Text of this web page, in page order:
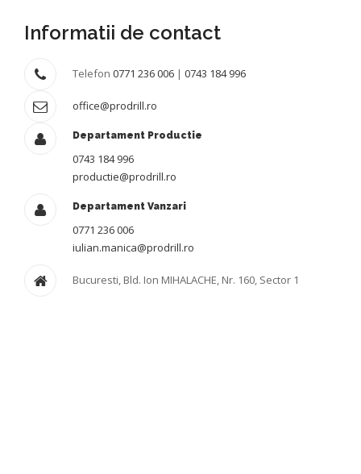
Informatii de contact
Telefon 0771 236 006 | 0743 184 996
office@prodrill.ro
Departament Productie
0743 184 996
productie@prodrill.ro
Departament Vanzari
0771 236 006
iulian.manica@prodrill.ro
Bucuresti, Bld. Ion MIHALACHE, Nr. 160, Sector 1